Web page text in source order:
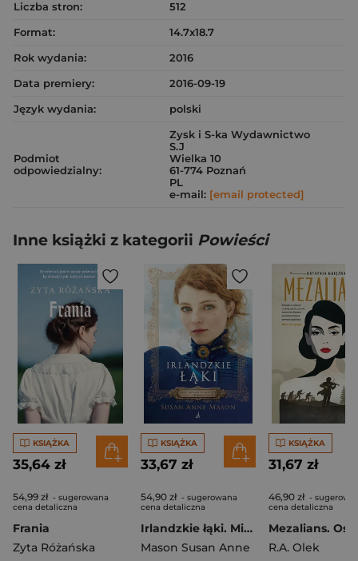
Liczba stron:
512
Format:
14.7x18.7
Rok wydania:
2016
Data premiery:
2016-09-19
Język wydania:
polski
Podmiot
odpowiedzialny:
Zysk i S-ka Wydawnictwo
S.J
Wielka 10
61-774 Poznań
PL
e-mail: [email protected]
Inne książki z kategorii Powieści
KSIĄŻKA
35,64 zł
54,99 zł - sugerowana
cena detaliczna
Frania
Zyta Różańska
KSIĄŻKA
33,67 zł
54,90 zł - sugerowana
cena detaliczna
Irlandzkie łąki. Mieć odwagę by marzyć. Tom 1 wyd. 2026
Mason Susan Anne
KSIĄŻKA
31,67 zł
46,90 zł -
cena detaliczna
R.A. Olek